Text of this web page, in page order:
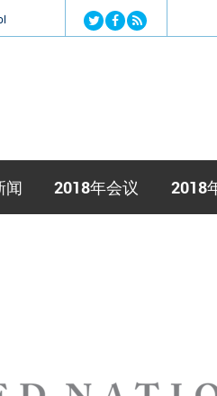
Jump to navigation
闻 2018年会议 2018